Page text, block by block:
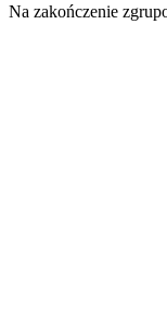
Na zakończenie